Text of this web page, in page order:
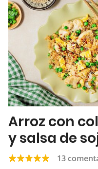
Arroz con
y salsa de
13